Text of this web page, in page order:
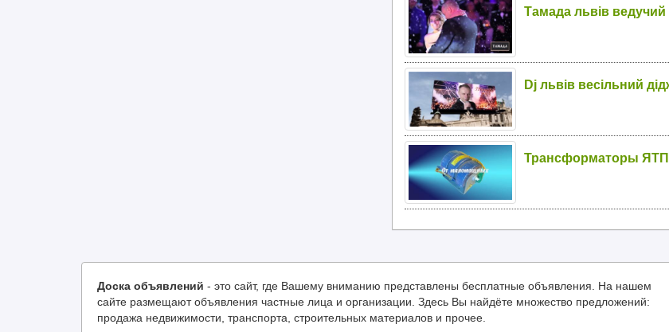
Тамада львів ведучий
Dj львів весільний
Трансформаторы
Доска объявлений - это сайт, где Вашему вниманию представлены бесплатные объявления. На нашем
сайте размещают объявления частные лица и организации. Здесь Вы найдёте множество предложений:
продажа недвижимости, транспорта, строительных материалов и прочее.